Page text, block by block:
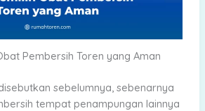
Pembersih Toren yang Aman
sebelumnya, sebenarnya
tempat penampungan lainnya